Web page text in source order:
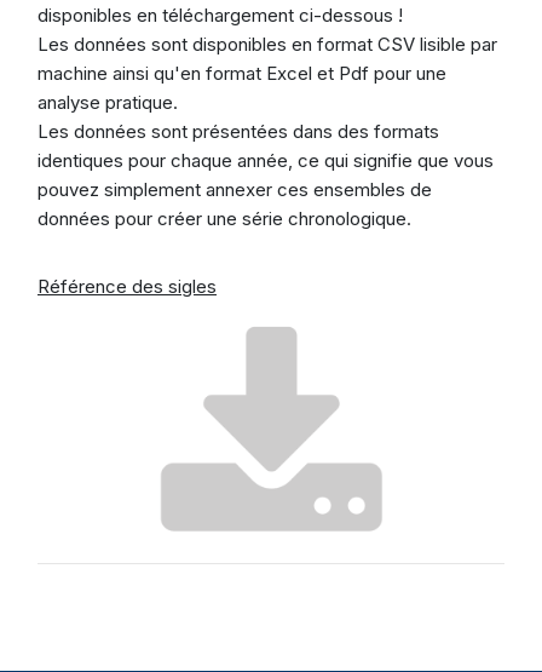
disponibles en téléchargement ci-dessous !
Les données sont disponibles en format CSV lisible par
machine ainsi qu'en format Excel et Pdf pour une
analyse pratique.
Les données sont présentées dans des formats
identiques pour chaque année, ce qui signifie que vous
pouvez simplement annexer ces ensembles de
données pour créer une série chronologique.
Référence des sigles